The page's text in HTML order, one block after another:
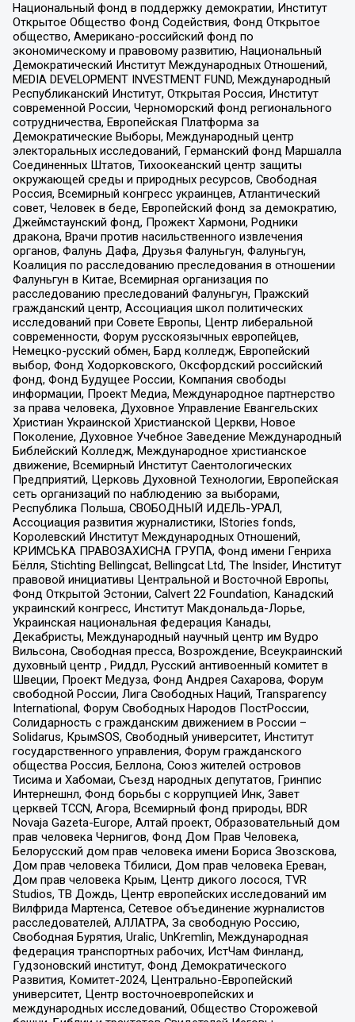
Национальный фонд в поддержку демократии, Институт
Открытое Общество Фонд Содействия, Фонд Открытое
общество, Американо-российский фонд по
экономическому и правовому развитию, Национальный
Демократический Институт Международных Отношений,
MEDIA DEVELOPMENT INVESTMENT FUND, Международный
Республиканский Институт, Открытая Россия, Институт
современной России, Черноморский фонд регионального
сотрудничества, Европейская Платформа за
Демократические Выборы, Международный центр
электоральных исследований, Германский фонд Маршалла
Соединенных Штатов, Тихоокеанский центр защиты
окружающей среды и природных ресурсов, Свободная
Россия, Всемирный конгресс украинцев, Атлантический
совет, Человек в беде, Европейский фонд за демократию,
Джеймстаунский фонд, Прожект Хармони, Родники
дракона, Врачи против насильственного извлечения
органов, Фалунь Дафа, Друзья Фалуньгун, Фалуньгун,
Коалиция по расследованию преследования в отношении
Фалуньгун в Китае, Всемирная организация по
расследованию преследований Фалуньгун, Пражский
гражданский центр, Ассоциация школ политических
исследований при Совете Европы, Центр либеральной
современности, Форум русскоязычных европейцев,
Немецко-русский обмен, Бард колледж, Европейский
выбор, Фонд Ходорковского, Оксфордский российский
фонд, Фонд Будущее России, Компания свободы
информации, Проект Медиа, Международное партнерство
за права человека, Духовное Управление Евангельских
Христиан Украинской Христианской Церкви, Новое
Поколение, Духовное Учебное Заведение Международный
Библейский Колледж, Международное христианское
движение, Всемирный Институт Саентологических
Предприятий, Церковь Духовной Технологии, Европейская
сеть организаций по наблюдению за выборами,
Республика Польша, СВОБОДНЫЙ ИДЕЛЬ-УРАЛ,
Ассоциация развития журналистики, IStories fonds,
Королевский Институт Международных Отношений,
КРИМСЬКА ПРАВОЗАХИСНА ГРУПА, Фонд имени Генриха
Бёлля, Stichting Bellingcat, Bellingcat Ltd, The Insider, Институт
правовой инициативы Центральной и Восточной Европы,
Фонд Открытой Эстонии, Calvert 22 Foundation, Канадский
украинский конгресс, Институт Макдональда-Лорье,
Украинская национальная федерация Канады,
Декабристы, Международный научный центр им Вудро
Вильсона, Свободная пресса, Возрождение, Всеукраинский
духовный центр , Риддл, Русский антивоенный комитет в
Швеции, Проект Медуза, Фонд Андрея Сахарова, Форум
свободной России, Лига Свободных Наций, Transparеncy
International, Форум Свободных Народов ПостРоссии,
Солидарность с гражданским движением в России –
Solidarus, КрымSOS, Свободный университет, Институт
государственного управления, Форум гражданского
общества Россия, Беллона, Союз жителей островов
Тисима и Хабомаи, Съезд народных депутатов, Гринпис
Интернешнл, Фонд борьбы с коррупцией Инк, Завет
церквей TCCN, Агора, Всемирный фонд природы, BDR
Novaja Gazeta-Europe, Алтай проект, Образовательный дом
прав человека Чернигов, Фонд Дом Прав Человека,
Белорусский дом прав человека имени Бориса Звозскова,
Дом прав человека Тбилиси, Дом прав человека Ереван,
Дом прав человека Крым, Центр дикого лосося, TVR
Studios, ТВ Дождь, Центр европейских исследований им
Вилфрида Мартенса, Сетевое объединение журналистов
расследователей, АЛЛАТРА, За свободную Россию,
Свободная Бурятия, Uralic, UnKremlin, Международная
федерация транспортных рабочих, ИстЧам Финланд,
Гудзоновский институт, Фонд Демократического
Развития, Комитет-2024, Центрально-Европейский
университет, Центр восточноевропейских и
международных исследований, Общество Сторожевой